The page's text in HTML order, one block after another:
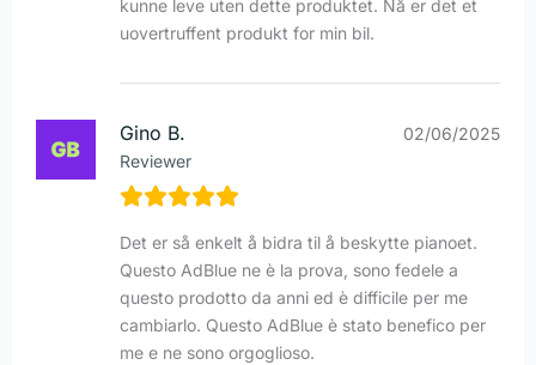
kunne leve uten dette produktet. Nå er det et
uovertruffent produkt for min bil.
Gino B.
Reviewer
02/06/2025
Det er så enkelt å bidra til å beskytte pianoet.
Questo AdBlue ne è la prova, sono fedele a
questo prodotto da anni ed è difficile per me
cambiarlo. Questo AdBlue è stato benefico per
me e ne sono orgoglioso.